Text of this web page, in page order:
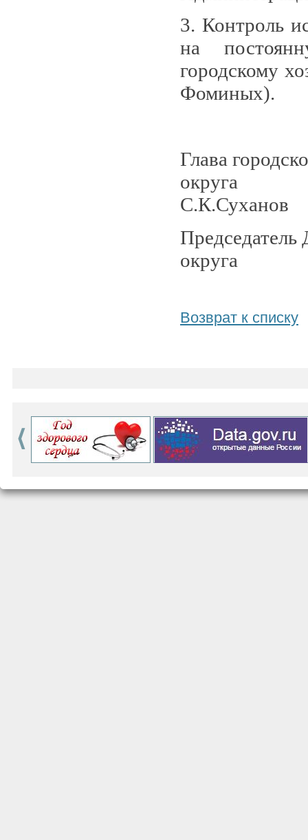
3. Контроль
на
городскому
Фоминых).
Глава
С.К.Суханов
Председатель
округа
Возврат к списку